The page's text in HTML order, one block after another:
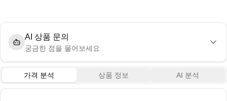
AI 상품 문의
궁금한 점을 물어보세요
가격 분석 상품 정보 AI 분석